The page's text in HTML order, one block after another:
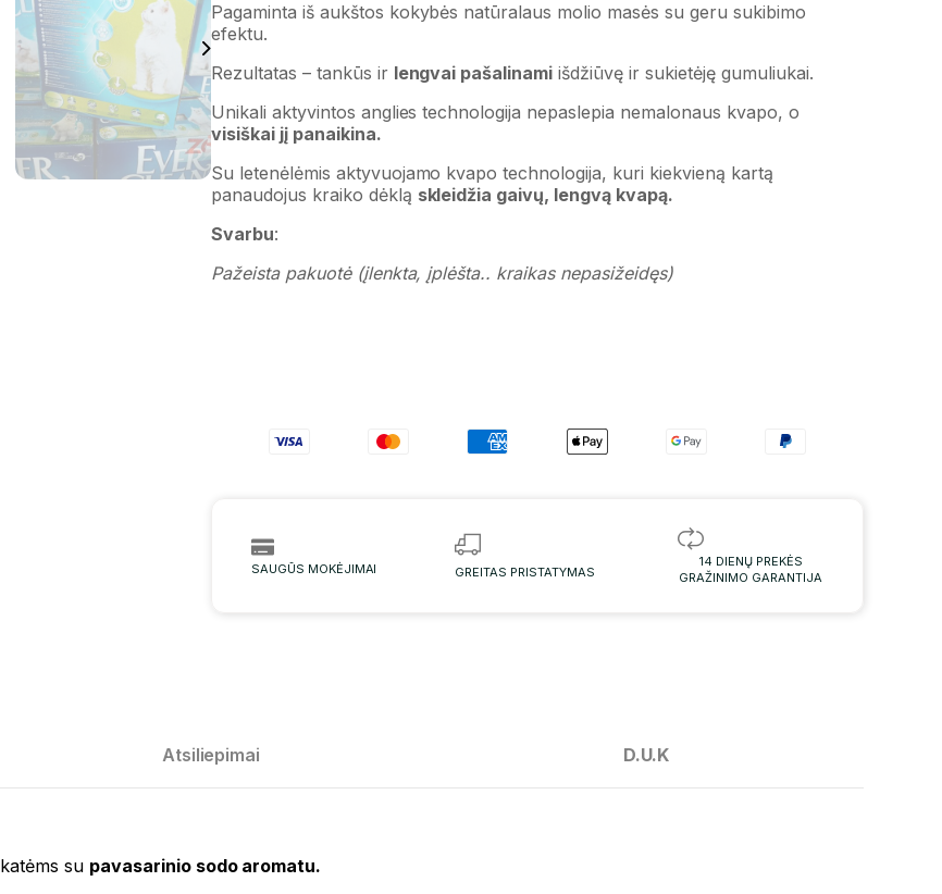
Pagaminta iš aukštos kokybės natūralaus molio masės su geru sukibimo
efektu.
Rezultatas – tankūs ir lengvai pašalinami išdžiūvę ir sukietėję gumuliukai.
Unikali aktyvintos anglies technologija nepaslepia nemalonaus kvapo, o
visiškai jį panaikina.
Su letenėlėmis aktyvuojamo kvapo technologija, kuri kiekvieną kartą
panaudojus kraiko dėklą skleidžia gaivų, lengvą kvapą.
Svarbu:
Pažeista pakuotė (įlenkta, įplėšta.. kraikas nepasižeidęs)
SAUGŪS MOKĖJIMAI GREITAS PRISTATYMAS
14 DIENŲ PREKĖS
GRAŽINIMO GARANTIJA
Atsiliepimai D.U.K
katėms su pavasarinio sodo aromatu.